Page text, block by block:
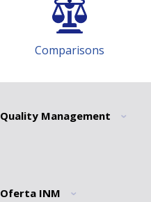
Comparisons
Quality Management
Oferta INM